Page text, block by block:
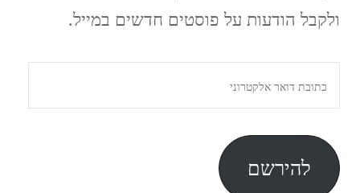
ולקבל הודעות על פוסטים חדשים במייל.
דואר
אלקטרוני
להירשם